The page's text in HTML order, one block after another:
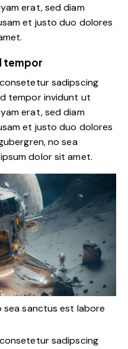
erat, sed diam
et justo duo dolores
tempor
sadipscing
tempor invidunt ut
erat, sed diam
et justo duo dolores
no sea
dolor sit amet.
sanctus est labore
sadipscing